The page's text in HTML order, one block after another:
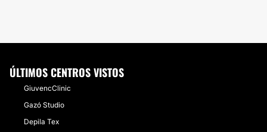
ÚLTIMOS CENTROS VISTOS
GiuvencClinic
Gazó Studio
Depila Tex